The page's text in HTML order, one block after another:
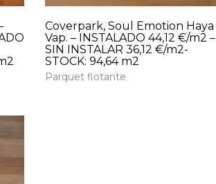
Coverpark, Soul Emotion Haya
Vap. – INSTALADO 44,12 €/m2 –
SIN INSTALAR 36,12 €/m2-
STOCK: 94,64 m2
Parquet flotante